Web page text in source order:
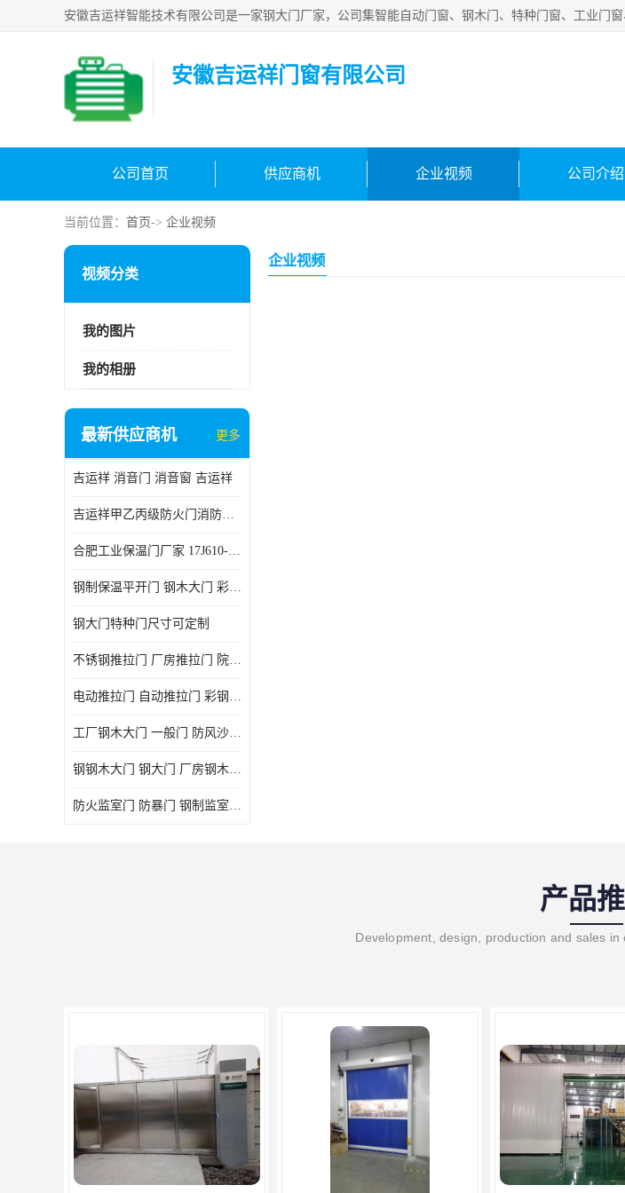
安徽吉运祥门窗有限公司
公司首页 供应商机 企业视频 公司介绍
当前位置： 首页-> 企业视频
视频分类
我的图片
我的相册
最新供应商机 更多
吉运祥 消音门 消音窗 吉运祥
吉运祥甲乙丙级防火门消防门一门一证
合肥工业保温门厂家 17J610-1保温门
钢制保温平开门 钢木大门 彩钢复合板门
钢大门特种门尺寸可定制
不锈钢推拉门 厂房推拉门 院墙推拉门 工业电动推拉门
电动推拉门 自动推拉门 彩钢板推拉门 夹芯板推拉门
工厂钢木大门 一般门 防风沙 风砂）门 防严寒门
钢钢木大门 钢大门 厂房钢木大门 高铁站钢木大门
防火监室门 防暴门 钢制监室门 报警监舍门
企业视频
产品
Development, design, production and sales